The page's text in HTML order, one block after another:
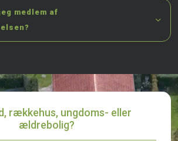
medlem af
rækkehus, ungdoms- eller
ældrebolig?